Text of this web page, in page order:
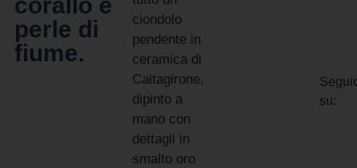
corallo e
perle di
fiume.
ciondolo
pendente in
ceramica di
Caltagirone,
dipinto a
mano con
dettagli in
smalto oro
su: